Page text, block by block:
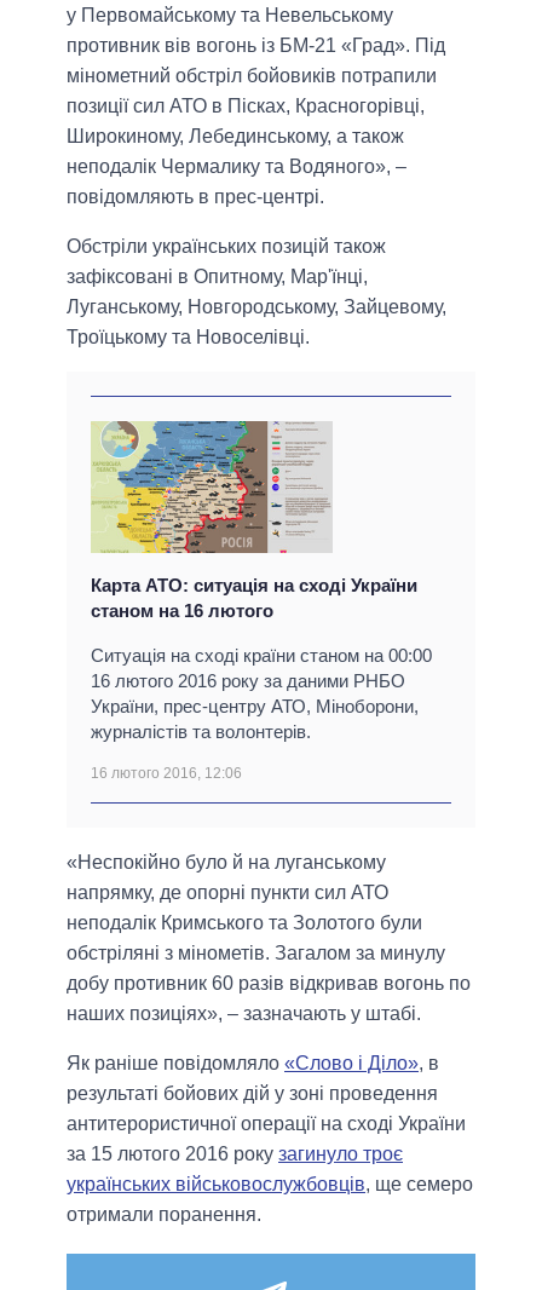
у Первомайському та Невельському
противник вів вогонь із БМ-21 «Град». Під
мінометний обстріл бойовиків потрапили
позиції сил АТО в Пісках, Красногорівці,
Широкиному, Лебединському, а також
неподалік Чермалику та Водяного», –
повідомляють в прес-центрі.
Обстріли українських позицій також
зафіксовані в Опитному, Мар'їнці,
Луганському, Новгородському, Зайцевому,
Троїцькому та Новоселівці.
Карта АТО: ситуація на сході України
станом на 16 лютого
Ситуація на сході країни станом на 00:00
16 лютого 2016 року за даними РНБО
України, прес-центру АТО, Міноборони,
журналістів та волонтерів.
16 лютого 2016, 12:06
«Неспокійно було й на луганському
напрямку, де опорні пункти сил АТО
неподалік Кримського та Золотого були
обстріляні з мінометів. Загалом за минулу
добу противник 60 разів відкривав вогонь по
наших позиціях», – зазначають у штабі.
Як раніше повідомляло «Слово і Діло», в
результаті бойових дій у зоні проведення
антитерористичної операції на сході України
за 15 лютого 2016 року загинуло троє
українських військовослужбовців, ще семеро
отримали поранення.